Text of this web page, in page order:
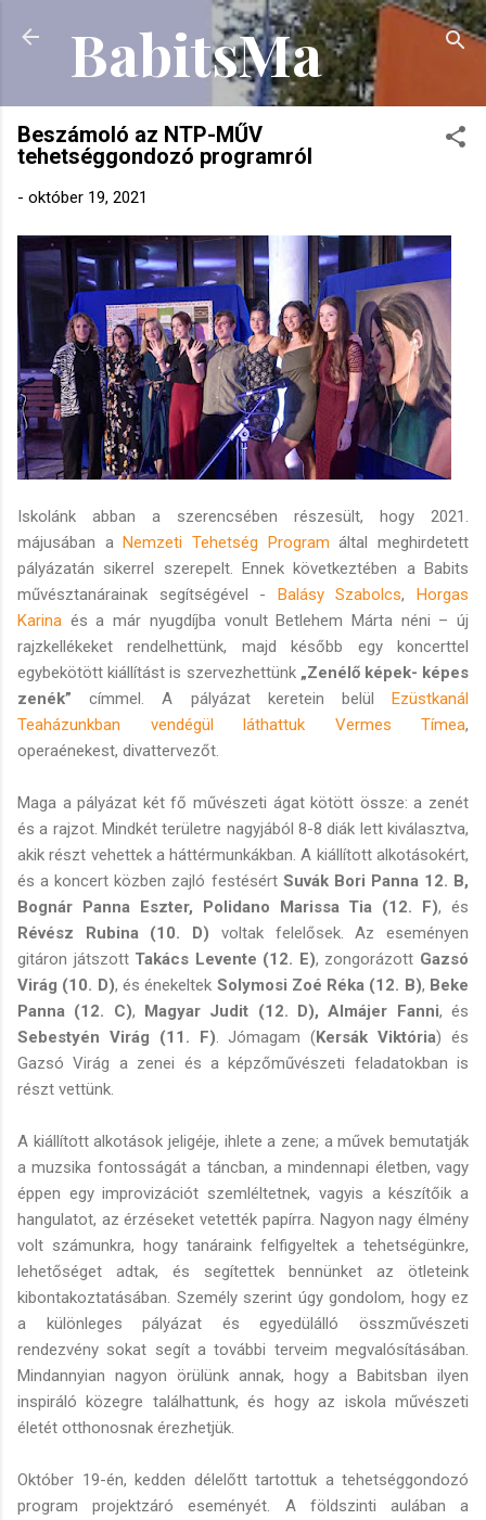
Ugrás a fő tartalomra
BabitsMa
Beszámoló az NTP-MŰV
tehetséggondozó programról
- október 19, 2021
Iskolánk abban a szerencsében részesült, hogy 2021.
májusában aNemzeti Tehetség Program által meghirdetett
pályázatán sikerrel szerepelt. Ennek következtében a Babits
művésztanárainak segítségével - Balásy Szabolcs,Horgas
Karina és a már nyugdíjba vonult Betlehem Márta néni – új
rajzkellékeket rendelhettünk, majd később egy koncerttel
egybekötött kiállítást is szervezhettünk „Zenélő képek- képes
zenék” címmel. A pályázat keretein belül Ezüstkanál
Teaházunkban vendégül láthattuk Vermes Tímea,
operaénekest, divattervezőt.
Maga a pályázat két fő művészeti ágat kötött össze: a zenét
és a rajzot. Mindkét területre nagyjából 8-8 diák lett kiválasztva,
akik részt vehettek a háttérmunkákban. A kiállított alkotásokért,
és a koncert közben zajló festésért Suvák Bori Panna 12. B,
Bognár Panna Eszter, Polidano Marissa Tia (12. F), és
Révész Rubina (10. D) voltak felelősek. Az eseményen
gitáron játszott Takács Levente (12. E), zongorázott Gazsó
Virág (10. D), és énekeltek Solymosi Zoé Réka (12. B), Beke
Panna (12. C), Magyar Judit (12. D), Almájer Fanni, és
Sebestyén Virág (11. F) . Jómagam (Kersák Viktória) és
Gazsó Virág a zenei és a képzőművészeti feladatokban is
részt vettünk.
A kiállított alkotások jeligéje, ihlete a zene; a művek bemutatják
a muzsika fontosságát a táncban, a mindennapi életben, vagy
éppen egy improvizációt szemléltetnek, vagyis a készítőik a
hangulatot, az érzéseket vetették papírra. Nagyon nagy élmény
volt számunkra, hogy tanáraink felfigyeltek a tehetségünkre,
lehetőséget adtak, és segítettek bennünket az ötleteink
kibontakoztatásában. Személy szerint úgy gondolom, hogy ez
a különleges pályázat és egyedülálló összművészeti
rendezvény sokat segít a további terveim megvalósításában.
Mindannyian nagyon örülünk annak, hogy a Babitsban ilyen
inspiráló közegre találhattunk, és hogy az iskola művészeti
életét otthonosnak érezhetjük.
Október 19-én, kedden délelőtt tartottuk a tehetséggondozó
program projektzáró eseményét. A földszinti aulában a